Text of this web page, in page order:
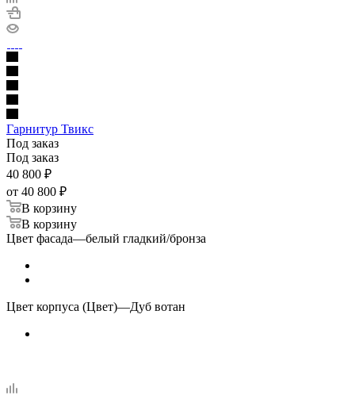
Гарнитур Твикс
Под заказ
Под заказ
40 800 ₽
от 40 800 ₽
В корзину
В корзину
Цвет фасада—белый гладкий/бронза
Цвет корпуса (Цвет)—Дуб вотан